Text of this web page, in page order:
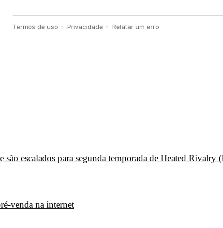
são escalados para segunda temporada de Heated Rivalry
venda na internet